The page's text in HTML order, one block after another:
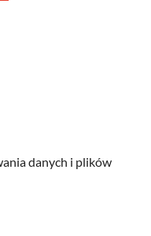
danych i plików